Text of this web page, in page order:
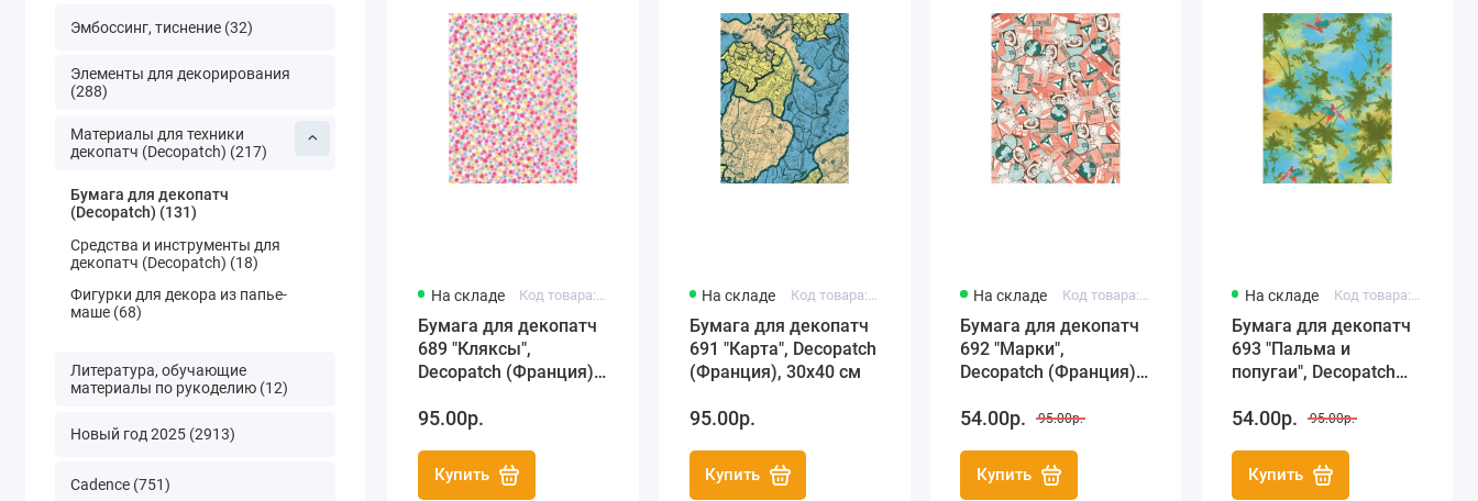
Эмбоссинг, тиснение (32)
Элементы для декорирования
(288)
Материалы для техники
декопатч (Decopatch) (217)
Бумага для декопатч
(Decopatch) (131)
Средства и инструменты для
декопатч (Decopatch) (18)
Фигурки для декора из папье-
маше (68)
Литература, обучающие
материалы по рукоделию (12)
Новый год 2025 (2913)
Cadence (751)
На складе Код товара: FDA689
Бумага для декопатч
689 "Кляксы",
Decopatch (Франция),
95.00р.
Купить
На складе Код товара: FDA691
Бумага для декопатч
691 "Карта", Decopatch
(Франция), 30х40 см
95.00р.
Купить
На складе Код товара: FDA692
Бумага для декопатч
692 "Марки",
Decopatch (Франция),
54.00р. 95.00р.
Купить
На складе Код товара: FDA693
Бумага для декопатч
693 "Пальма и
попугаи", Decopatch
54.00р. 95.00р.
Купить